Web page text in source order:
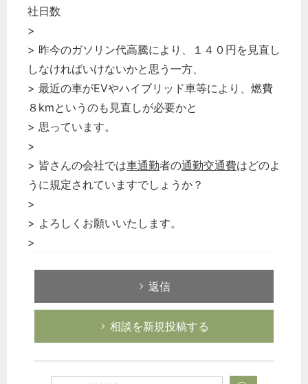
社日数
>
> 昨今のガソリン代高騰により、１４０円を見直し
しなければいけないかと思う一方、
> 最近の車がEVやハイブリッド車等により、燃費
８kmというのも見直しが必要かと
> 思っています。
>
> 皆さんの会社では車通勤者の通勤交通費はどのよ
うに規定されていますでしょうか？
>
> よろしくお願いいたします。
>
返信
相談を新規投稿する